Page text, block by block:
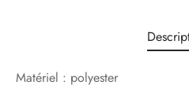
Matériel : polyester